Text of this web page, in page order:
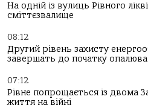
На одній із вулиць Рівного
сміттєзвалище
08:12
Другий рівень захисту
завершать до початку
07:12
Рівне попрощається із двома
життя на війні